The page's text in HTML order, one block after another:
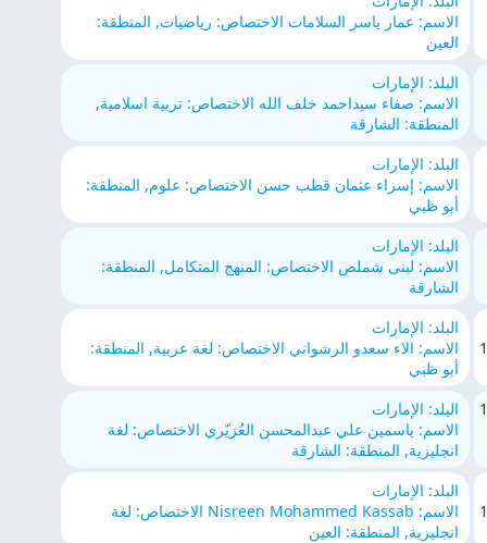
الاسم: عمار ياسر السلامات الاختصاص: رياضيات, المنطقة:
العين
البلد: الإمارات
الاسم: صفاء سيداحمد خلف الله الاختصاص: تربية اسلامية,
المنطقة: الشارقة
البلد: الإمارات
الاسم: إسراء عثمان قطب حسن الاختصاص: علوم, المنطقة:
أبو ظبي
البلد: الإمارات
الاسم: لبنى شملص الاختصاص: المنهج المتكامل, المنطقة:
الشارقة
البلد: الإمارات
الاسم: الاء سعدو الرشواني الاختصاص: لغة عربية, المنطقة:
أبو ظبي
البلد: الإمارات
الاسم: ياسمين علي عبدالمحسن العُزيّري الاختصاص: لغة
انجليزية, المنطقة: الشارقة
البلد: الإمارات
الاسم: Nisreen Mohammed Kassab الاختصاص: لغة
انجليزية, المنطقة: العين